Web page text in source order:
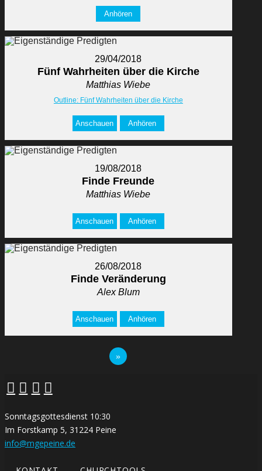
Anhören
29/04/2018
Fünf Wahrheiten über die Kirche
Matthias Wiebe
Outline: Fünf Wahrheiten über die Kirche
Anschauen Anhören
19/08/2018
Finde Freunde
Matthias Wiebe
Anschauen Anhören
26/08/2018
Finde Veränderung
Alex Blum
Anschauen Anhören
»
Sonntagsgottesdienst 10:30
Im Forstkamp 5, 31224 Peine
info@mgepeine.de